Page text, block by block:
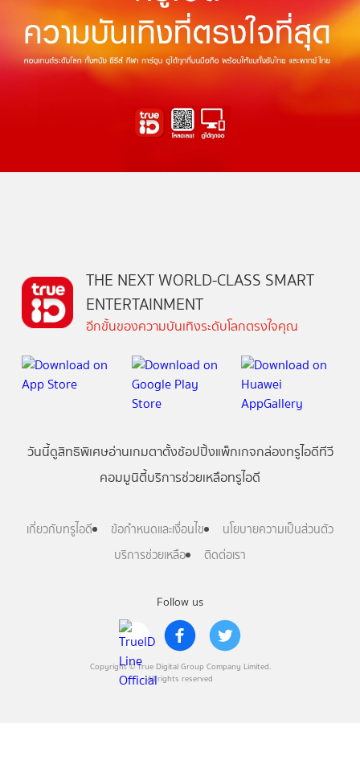
Follow us
Copyright © True Digital Group Company Limited.
All rights reserved
THE NEXT WORLD-CLASS SMART
ENTERTAINMENT
อีกขั้นของความบันเทิงระดับโลกตรงใจคุณ
วันนี้ดูสิทธิพิเศษอ่านเกมตาตั้งช้อปปิ้งแพ็กเกจกล่องทรูไอดีทีวี
คอมมูนิตี้บริการช่วยเหลือทรูไอดี
เกี่ยวกับทรูไอดี ข้อกำหนดและเงื่อนไข
นโยบายความเป็นส่วนตัว
บริการช่วยเหลือ
ติดต่อเรา